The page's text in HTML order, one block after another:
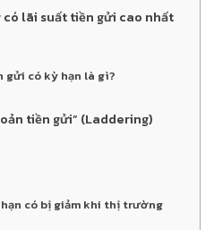
có lãi suất tiền gửi cao nhất
gửi có kỳ hạn là gì?
tiền gửi” (Laddering)
có bị giảm khi thị trường